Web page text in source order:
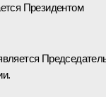
Президентом